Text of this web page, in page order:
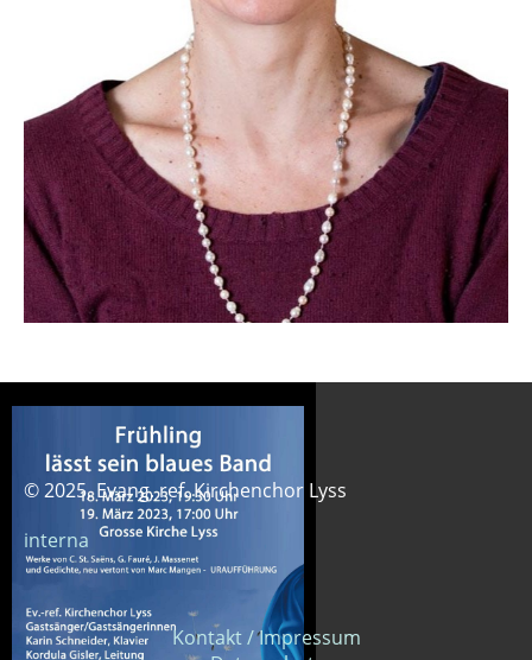
© 2025, Evang. ref. Kirchenchor Lyss
interna
Kontakt / Impressum